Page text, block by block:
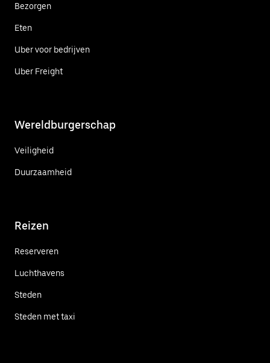
Bezorgen
Eten
Uber voor bedrijven
Uber Freight
Wereldburgerschap
Veiligheid
Duurzaamheid
Reizen
Reserveren
Luchthavens
Steden
Steden met taxi